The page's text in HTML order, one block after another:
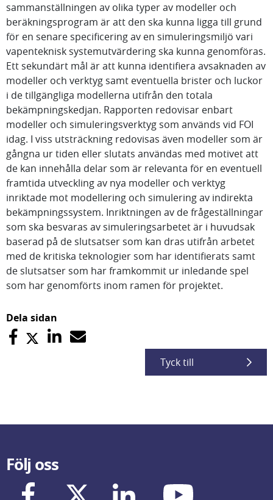
sammanställningen av olika typer av modeller och
beräkningsprogram är att den ska kunna ligga till grund
för en senare specificering av en simuleringsmiljö vari
vapenteknisk systemutvärdering ska kunna genomföras.
Ett sekundärt mål är att kunna identifiera avsaknaden av
modeller och verktyg samt eventuella brister och luckor
i de tillgängliga modellerna utifrån den totala
bekämpningskedjan. Rapporten redovisar enbart
modeller och simuleringsverktyg som används vid FOI
idag. I viss utsträckning redovisas även modeller som är
gångna ur tiden eller slutats användas med motivet att
de kan innehålla delar som är relevanta för en eventuell
framtida utveckling av nya modeller och verktyg
inriktade mot modellering och simulering av indirekta
bekämpningssystem. Inriktningen av de frågeställningar
som ska besvaras av simuleringsarbetet är i huvudsak
baserad på de slutsatser som kan dras utifrån arbetet
med de kritiska teknologier som har identifierats samt
de slutsatser som har framkommit ur inledande spel
som har genomförts inom ramen för projektet.
Dela sidan
Tyck till
Följ oss